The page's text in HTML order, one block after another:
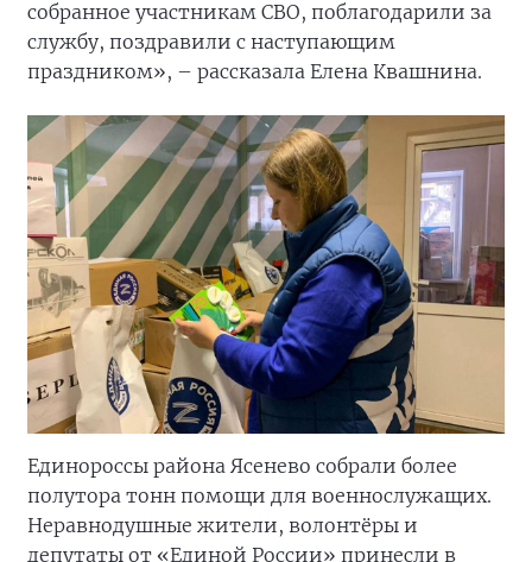
собранное участникам СВО, поблагодарили за
службу, поздравили с наступающим
праздником», – рассказала Елена Квашнина.
Единороссы района Ясенево собрали более
полутора тонн помощи для военнослужащих.
Неравнодушные жители, волонтёры и
депутаты от «Единой России» принесли в